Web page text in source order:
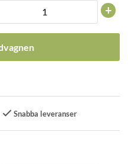
+
Snabba leveranser